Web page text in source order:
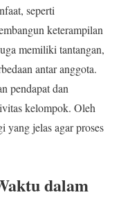
seperti
keterampilan
memiliki tantangan,
antar anggota.
pendapat dan
kelompok. Oleh
yang jelas agar proses
dalam